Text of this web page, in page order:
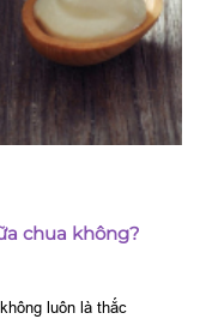
chua không?
luôn là thắc